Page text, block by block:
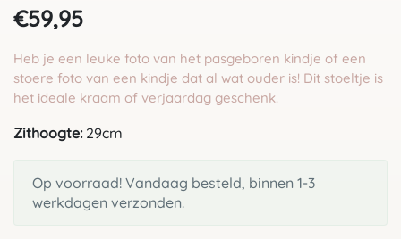
€59,95
Heb je een leuke foto van het pasgeboren kindje of een
stoere foto van een kindje dat al wat ouder is! Dit stoeltje is
het ideale kraam of verjaardag geschenk.
Zithoogte: 29cm
Op voorraad! Vandaag besteld, binnen 1-3
werkdagen verzonden.